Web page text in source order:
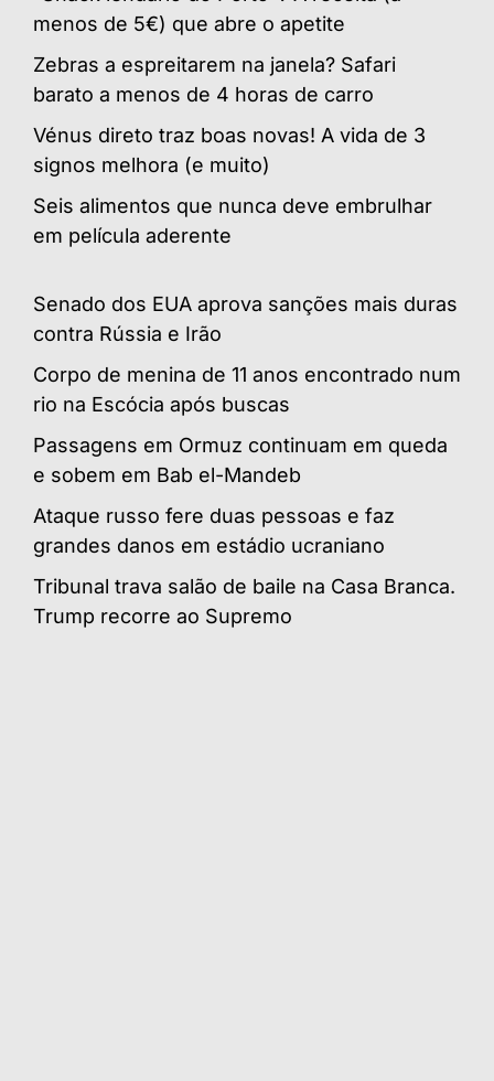
menos de 5€) que abre o apetite
Zebras a espreitarem na janela? Safari
barato a menos de 4 horas de carro
Vénus direto traz boas novas! A vida de 3
signos melhora (e muito)
Seis alimentos que nunca deve embrulhar
em película aderente
Senado dos EUA aprova sanções mais duras
contra Rússia e Irão
Corpo de menina de 11 anos encontrado num
rio na Escócia após buscas
Passagens em Ormuz continuam em queda
e sobem em Bab el-Mandeb
Ataque russo fere duas pessoas e faz
grandes danos em estádio ucraniano
Tribunal trava salão de baile na Casa Branca.
Trump recorre ao Supremo